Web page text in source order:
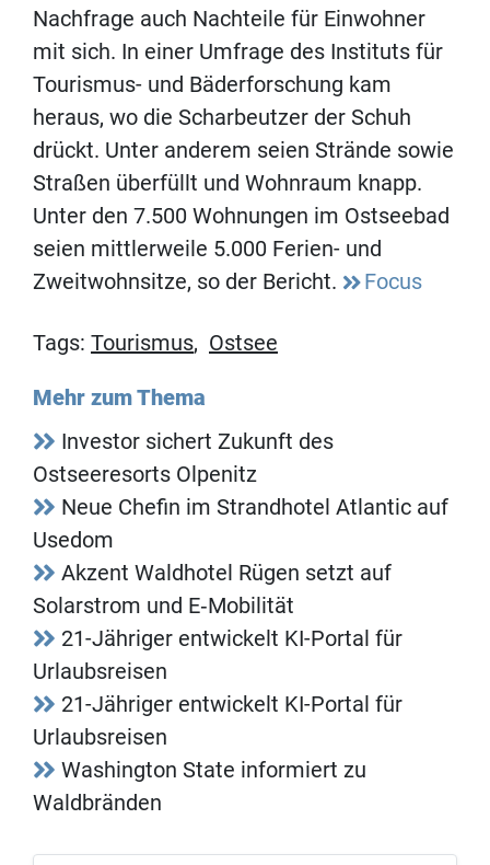
Nachfrage auch Nachteile für Einwohner
mit sich. In einer Umfrage des Instituts für
Tourismus- und Bäderforschung kam
heraus, wo die Scharbeutzer der Schuh
drückt. Unter anderem seien Strände sowie
Straßen überfüllt und Wohnraum knapp.
Unter den 7.500 Wohnungen im Ostseebad
seien mittlerweile 5.000 Ferien- und
Zweitwohnsitze, so der Bericht.
Focus
Tags: Tourismus, Ostsee
Mehr zum Thema
Investor sichert Zukunft des
Ostseeresorts Olpenitz
Neue Chefin im Strandhotel Atlantic auf
Usedom
Akzent Waldhotel Rügen setzt auf
Solarstrom und E‑Mobilität
21-Jähriger entwickelt KI-Portal für
Urlaubsreisen
21-Jähriger entwickelt KI-Portal für
Urlaubsreisen
Washington State informiert zu
Waldbränden